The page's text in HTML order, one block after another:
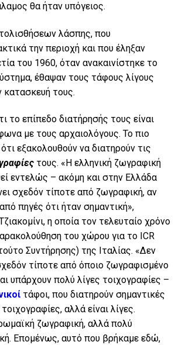
θα ήταν υπόγειος.
λάσπης, που
την περιοχή και που έληξαν
του 1960, όταν ανακαινίστηκε το
έθαψαν τους τάφους λίγους
κατασκευή τους.
το επίπεδο διατήρησής τους είναι
με τους αρχαιολόγους. Το πιο
εξακολουθούν να διατηρούν τις
τους. «Η ελληνική ζωγραφική
εντελώς – ακόμη και στην Ελλάδα
σχεδόν τίποτε από ζωγραφική, αν
πηγές ότι ήταν σημαντική»,
η οποία τον τελευταίο χρόνο
του χώρου για το ICR
Συντήρησης) της Ιταλίας. «Δεν
τίποτε από όποιο ζωγραφισμένο
υπάρχουν πολύ λίγες τοιχογραφίες –
τάφοι, που διατηρούν σημαντικές
αλλά είναι λίγες.
ζωγραφική, αλλά πολύ
Επομένως, αυτό που βρήκαμε εδώ,